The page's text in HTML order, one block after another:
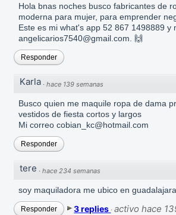
Hola bnas noches busco fabricantes de
moderna para mujer, para emprender
Este es mi what's app 52 867 1498889 y
angelicarios7540@gmail.com. 🙌
Responder
Karla ·hace 139 semanas
Busco quien me maquile ropa de dama
vestidos de fiesta cortos y largos
Mi correo cobian_kc@hotmail.com
Responder
tere ·hace 234 semanas
soy maquiladora me ubico en
Responder 3 replies ·activo hace